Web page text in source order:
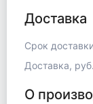
Доставка
Срок
Доставка,
О